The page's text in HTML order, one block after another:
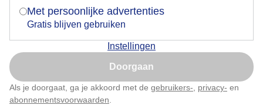
Met persoonlijke advertenties
Gratis blijven gebruiken
Instellingen
Doorgaan
Als je doorgaat, ga je akkoord met de gebruikers- privacy- en
abonnementsvoorwaarden
Door: Hans Buls Gemaakt: 09-06-2026, 74x bekeken
Nu niet, misschien later
Klik hierom dit aan te passen